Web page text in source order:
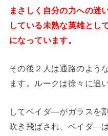
まさしく自分の力への迷
している未熟な英雄とし
になっています。
その後２人は通路のよう
ます。ルークは徐々に追
してベイダ―がガラスを
吹き飛ばされ、ベイダ―